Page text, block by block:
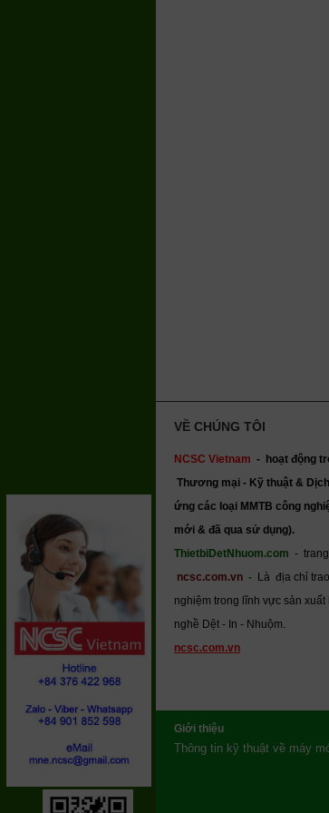
Giới thiệu
Thông tin kỹ thuật về máy
VỀ CHÚNG TÔI
NCSC Vietnam - hoạt động
Thương mại - Kỹ thuật &
ứng các loại MMTB công
mới & đã qua sử dụng).
ThietbiDetNhuom.com -
ncsc.com.vn - Là địa chỉ
nghiệm trong lĩnh vực sản
nghề Dệt - In - Nhuộm.
ncsc.com.vn